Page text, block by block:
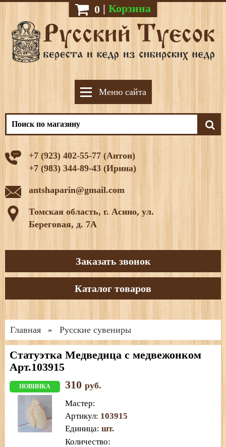
0 | Корзина
Меню сайта
+7 (923) 402-55-77 (Антон)
+7 (983) 344-89-43 (Ирина)
antshaparin@gmail.com
Томская область, г. Асино, ул.
Береговая, д. 7А
Заказать звонок
Каталог товаров
Главная » Русские сувениры
Статуэтка Медведица с медвежонком
Арт.103915
НОВИНКА 310 руб.
Мастер:
Артикул: 103915
Единица: шт.
Количество: